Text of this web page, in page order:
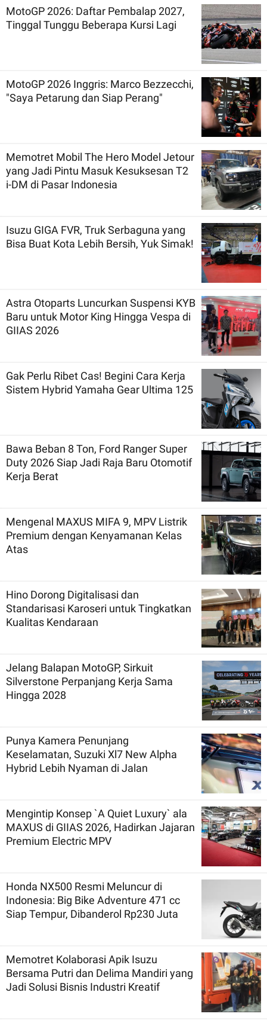
MotoGP 2026: Daftar Pembalap 2027,
Tinggal Tunggu Beberapa Kursi Lagi
MotoGP 2026 Inggris: Marco Bezzecchi,
"Saya Petarung dan Siap Perang"
Memotret Mobil The Hero Model Jetour
yang Jadi Pintu Masuk Kesuksesan T2
i-DM di Pasar Indonesia
Isuzu GIGA FVR, Truk Serbaguna yang
Bisa Buat Kota Lebih Bersih, Yuk Simak!
Astra Otoparts Luncurkan Suspensi KYB
Baru untuk Motor King Hingga Vespa di
GIIAS 2026
Gak Perlu Ribet Cas! Begini Cara Kerja
Sistem Hybrid Yamaha Gear Ultima 125
Bawa Beban 8 Ton, Ford Ranger Super
Duty 2026 Siap Jadi Raja Baru Otomotif
Kerja Berat
Mengenal MAXUS MIFA 9, MPV Listrik
Premium dengan Kenyamanan Kelas
Atas
Hino Dorong Digitalisasi dan
Standarisasi Karoseri untuk Tingkatkan
Kualitas Kendaraan
Jelang Balapan MotoGP, Sirkuit
Silverstone Perpanjang Kerja Sama
Hingga 2028
Punya Kamera Penunjang
Keselamatan, Suzuki Xl7 New Alpha
Hybrid Lebih Nyaman di Jalan
Mengintip Konsep `A Quiet Luxury` ala
MAXUS di GIIAS 2026, Hadirkan Jajaran
Premium Electric MPV
Honda NX500 Resmi Meluncur di
Indonesia: Big Bike Adventure 471 cc
Siap Tempur, Dibanderol Rp230 Juta
Memotret Kolaborasi Apik Isuzu
Bersama Putri dan Delima Mandiri yang
Jadi Solusi Bisnis Industri Kreatif